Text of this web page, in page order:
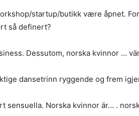
startup/butikk være åpnet.
så definert?
Dessutom, norska kvinnor …
dansetrinn ryggende og frem
sensuella. Norska kvinnor är… .